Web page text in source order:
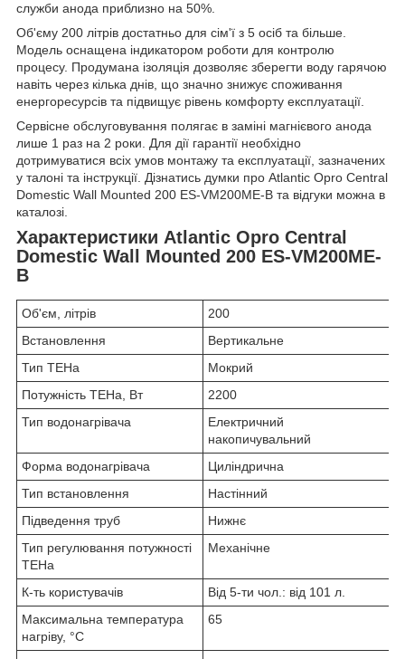
служби анода приблизно на 50%.
Об'єму 200 літрів достатньо для сім'ї з 5 осіб та більше.
Модель оснащена індикатором роботи для контролю
процесу. Продумана ізоляція дозволяє зберегти воду гарячою
навіть через кілька днів, що значно знижує споживання
енергоресурсів та підвищує рівень комфорту експлуатації.
Сервісне обслуговування полягає в заміні магнієвого анода
лише 1 раз на 2 роки. Для дії гарантії необхідно
дотримуватися всіх умов монтажу та експлуатації, зазначених
у талоні та інструкції. Дізнатись думки про Atlantic Opro Central
Domestic Wall Mounted 200 ES-VM200ME-B та відгуки можна в
каталозі.
Характеристики Atlantic Opro Central
Domestic Wall Mounted 200 ES-VM200ME-
B
Об'єм, літрів
200
Встановлення
Вертикальне
Тип ТЕНа
Мокрий
Потужність ТЕНа, Вт
2200
Тип водонагрівача
Електричний
накопичувальний
Форма водонагрівача
Циліндрична
Тип вcтановлення
Настінний
Підведення труб
Нижнє
Тип регулювання потужності
ТЕНа
Механічне
К-ть користувачів
Від 5-ти чол.: від 101 л.
Максимальна температура
нагріву, °С
65